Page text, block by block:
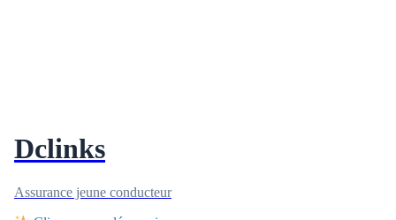
Dclinks
Assurance jeune conducteur